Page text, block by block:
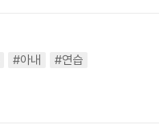
#아내
#연습